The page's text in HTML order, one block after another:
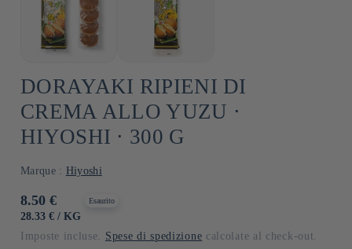
DORAYAKI RIPIENI DI
CREMA ALLO YUZU ⋅
HIYOSHI ⋅ 300 G
Marque : Hiyoshi
Prezzo
di
8.50 €
PREZZO
28.33 € / PER
KG
Esaurito
Imposte incluse. Spese di spedizione calcolate al check-out.